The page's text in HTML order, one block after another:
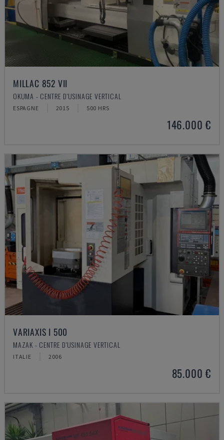
MILLAC 852 VII
OKUMA - CENTRE D'USINAGE VERTICAL
ESPAGNE 2015 500 HRS
146.000 €
VARIAXIS I 500
MAZAK - CENTRE D'USINAGE VERTICAL
ITALIE 2006
85.000 €